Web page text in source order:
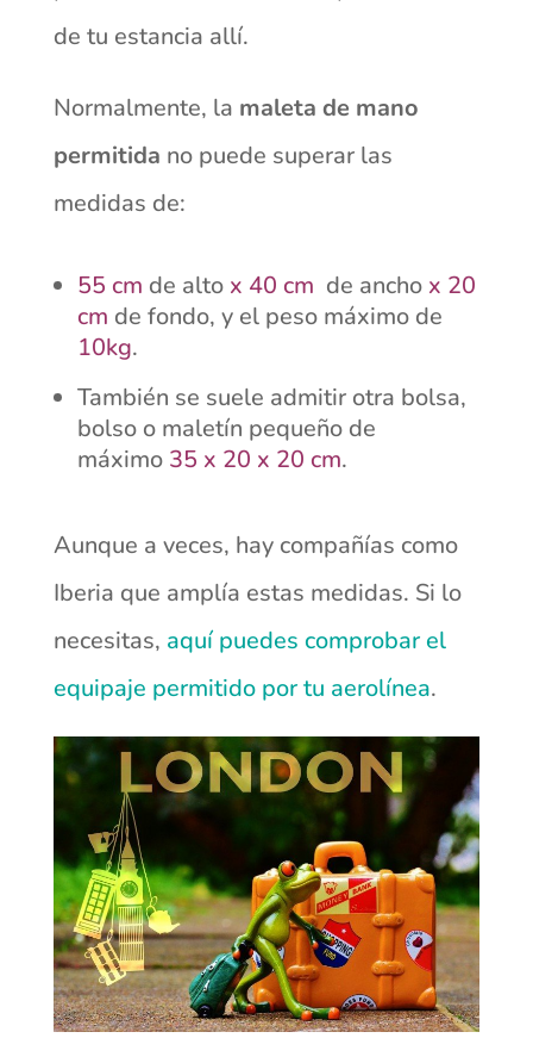
de tu estancia allí.
Normalmente, la maleta de mano
permitida no puede superar las
medidas de:
55 cm de altox 40 cm de anchox 20
cm de fondo, y el peso máximo de
10kg.
También se suele admitir otra bolsa,
bolso o maletín pequeño de
máximo 35 x 20 x 20 cm.
Aunque a veces, hay compañías como
Iberia que amplía estas medidas. Si lo
necesitas, aquí puedes comprobar el
equipaje permitido por tu aerolínea.